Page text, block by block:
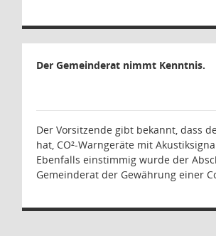
Der Gemeinderat nimmt Kenntnis.
Der Vorsitzende gibt bekannt, dass
hat, CO²-Warngeräte mit
Ebenfalls einstimmig wurde der
Gemeinderat der Gewährung einer